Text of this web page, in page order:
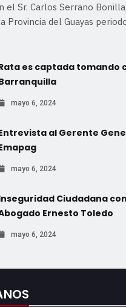
el Sr. Carlos Serrano Bonilla,
Provincia del Guayas
es captada tomando
mayo 6, 2024
al Gerente
mayo 6, 2024
Ciudadana
Ernesto Toledo
mayo 6, 2024